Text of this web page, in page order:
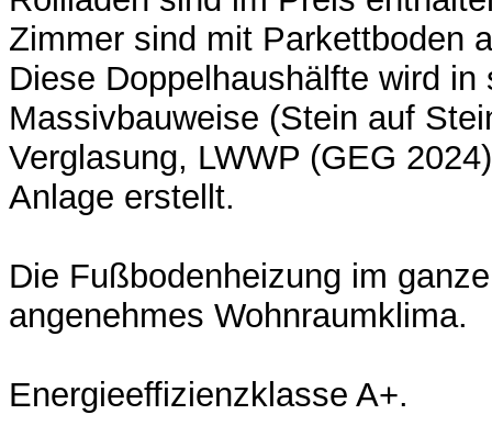
Zimmer sind mit Parkettboden
Diese Doppelhaushälfte wird in
Massivbauweise (Stein auf
Verglasung, LWWP (GEG
Anlage erstellt.
Die Fußbodenheizung im
angenehmes Wohnraumklima.
Energieeffizienzklasse A+.